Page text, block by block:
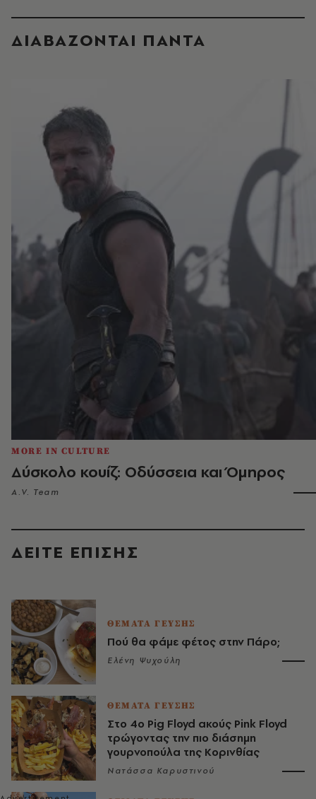
ΔΙΑΒΑΖΟΝΤΑΙ ΠΑΝΤΑ
MORE IN CULTURE
Δύσκολο κουίζ: Οδύσσεια και Όμηρος
A.V. Team
ΔΕΙΤΕ ΕΠΙΣΗΣ
ΘΕΜΑΤΑ ΓΕΥΣΗΣ
Πού θα φάμε φέτος στην Πάρο;
Ελένη Ψυχούλη
ΘΕΜΑΤΑ ΓΕΥΣΗΣ
Στο 4ο Pig Floyd ακούς Pink Floyd
τρώγοντας την πιο διάσημη
γουρνοπούλα της Κορινθίας
Νατάσσα Καρυστινού